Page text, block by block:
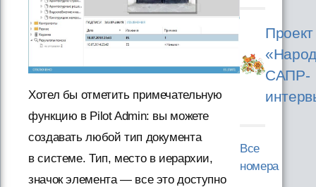
Хотел бы отметить примечательную
функцию в Pilot Admin: вы можете
создавать любой тип документа
в системе. Тип, место в иерархии,
значок элемента — все это доступно
Проект
САПР-
Все
номера